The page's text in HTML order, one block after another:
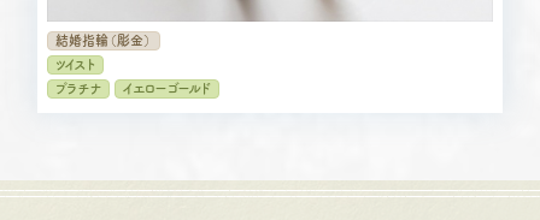
結婚指輪（彫金）
ツイスト
プラチナ
イエローゴールド